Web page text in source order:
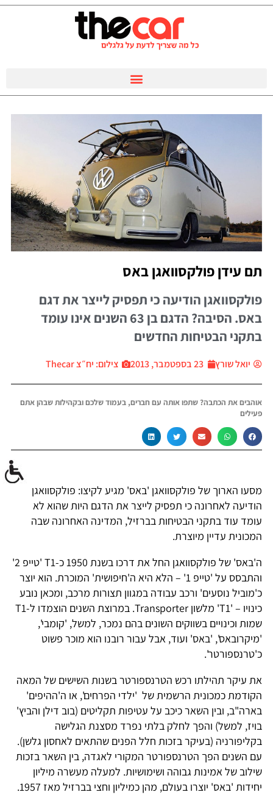
תם עידן פולקסוואגן באס
פולקסוואגן הודיעה כי תפסיק לייצר את דגם
באס. הסיבה? הדגם בן 63 השנים אינו עומד
בתקני הבטיחות החדשים
יואל שורץ 23 בספטמבר, 2013 צילום: יח״צ Thecar
אוהבים את הכתבה? שתפו אותה עם חברים, בעמוד שלכם ובקהילות שבהן אתם
פעילים
מסעו הארוך של פולקסוואגן 'באס' מגיע לקיצו: פולקסוואגן
הודיעה לאחרונה כי תפסיק לייצר את הדגם היות שהוא לא
עומד עוד בתקני הבטיחות בברזיל, המדינה האחרונה שבה
המכונית עדיין מיוצרת.
ה'באס' של פולקסוואגן החל את דרכו בשנת 1950 כ-T1 'טייפ 2'
והתבסס על 'טייפ 1' – הלא היא ה'חיפושית' המוכרת. הוא יוצר
כ'מוביל נוסעים' ורכב עבודה במגוון תצורות מרכב, ומכאן נובע
כינויו – 'T1' מלשון Transporter. במרוצת השנים הוצמדו ל-T1
שמות וכינויים בשווקים השונים בהם נמכר, למשל, 'קומבי',
'מיקרובאס', 'באס' ועוד, אבל עבור רובנו הוא מוכר פשוט
כ'טרנספורטר'.
את עיקר תהילתו רכש הטרנספורטר בשנות השישים של המאה
הקודמת כמכונית הרשמית של 'ילדי הפרחים', או ה'ההיפים'
בארה"ב, ובין השאר כיכב על עטיפות תקליטים (בוב דילן והביץ'
בויז, למשל) והפך לחלק בלתי נפרד מסצנת הגלישה
בקליפורניה (בעיקר בזכות חלל הפנים שהתאים לאחסון גלשן).
עם השנים הפך הטרנספורטר המקורי לאגדה, בין השאר בזכות
שילוב של אמינות גבוהה ושימושיות. למעלה מעשרה מיליון
יחידות 'באס' יוצרו בעולם, מהן כמיליון וחצי בברזיל מאז 1957.